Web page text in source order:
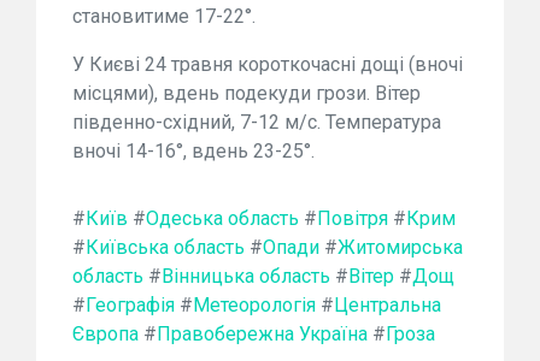
становитиме 17-22°.
У Києві 24 травня короткочасні дощі (вночі
місцями), вдень подекуди грози. Вітер
південно-східний, 7-12 м/с. Температура
вночі 14-16°, вдень 23-25°.
#Київ #Одеська область #Повітря #Крим
#Київська область #Опади #Житомирська
область #Вінницька область #Вітер #Дощ
#Географія #Метеорологія #Центральна
Європа #Правобережна Україна #Гроза